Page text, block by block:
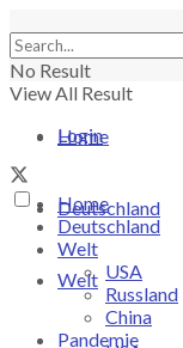
No Result
View All Result
Login
Home
Deutschland
Welt
Home
Deutschland
Welt
USA
Russland
China
Pandemie